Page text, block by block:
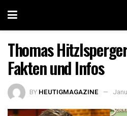
Thomas
Fakten und Infos
BY HEUTIGMAGAZINE